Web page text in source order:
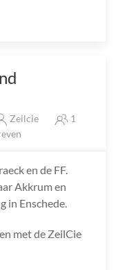
Zeilcie
1
en de FF.
Akkrum en
in Enschede.
met de ZeilCie